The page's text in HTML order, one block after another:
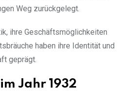
Weg zurückgelegt.
ihre Geschäftsmöglichkeiten
haben ihre Identität und
geprägt.
Jahr 1932